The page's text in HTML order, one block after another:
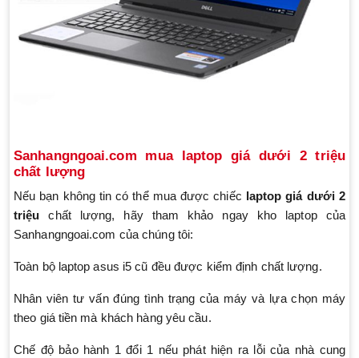
Sanhangngoai.com mua laptop giá dưới 2 triệu
chất lượng
Nếu bạn không tin có thể mua được chiếc laptop giá dưới 2
triệu chất lượng, hãy tham khảo ngay kho laptop của
Sanhangngoai.com của chúng tôi:
Toàn bộ laptop asus i5 cũ đều được kiểm định chất lượng.
Nhân viên tư vấn đúng tình trạng của máy và lựa chọn máy
theo giá tiền mà khách hàng yêu cầu.
Chế độ bảo hành 1 đổi 1 nếu phát hiện ra lỗi của nhà cung